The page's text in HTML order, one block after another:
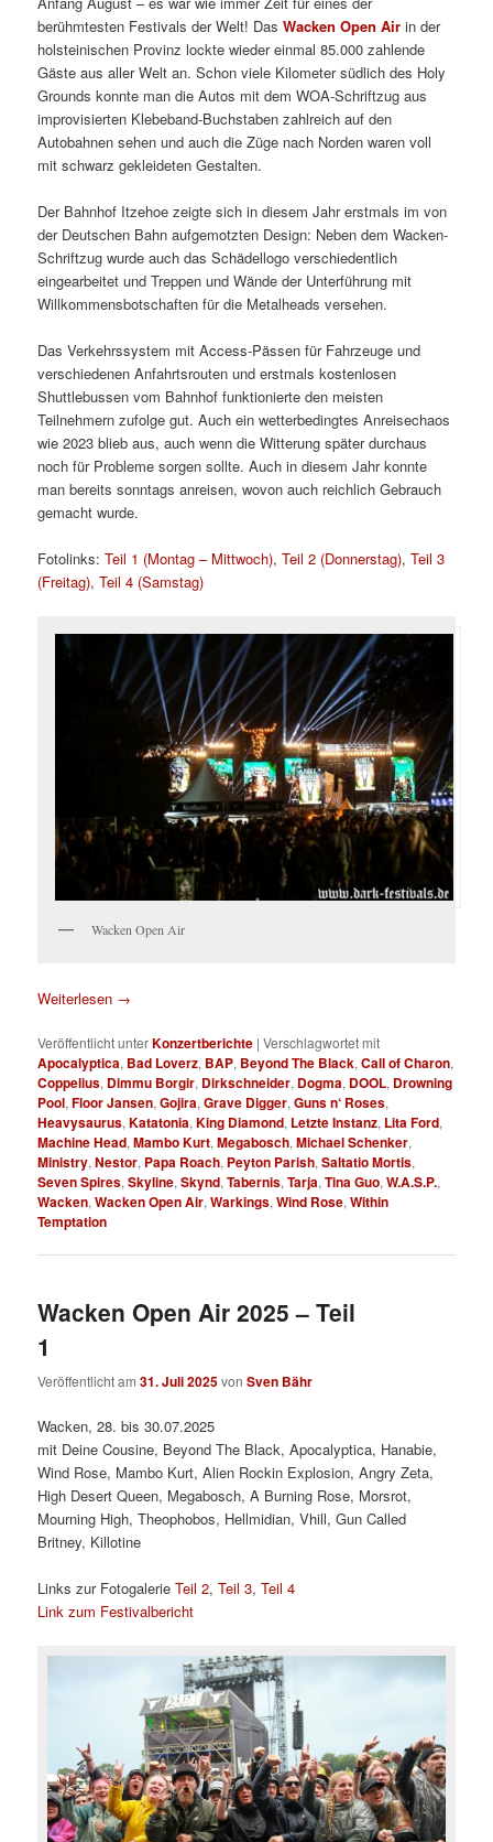
berühmtesten Festivals der Welt! DasWacken Open Air in der
holsteinischen Provinz lockte wieder einmal 85.000 zahlende
Gäste aus aller Welt an. Schon viele Kilometer südlich des Holy
Grounds konnte man die Autos mit dem WOA-Schriftzug aus
improvisierten Klebeband-Buchstaben zahlreich auf den
Autobahnen sehen und auch die Züge nach Norden waren voll
mit schwarz gekleideten Gestalten.
Der Bahnhof Itzehoe zeigte sich in diesem Jahr erstmals im von
der Deutschen Bahn aufgemotzten Design: Neben dem Wacken-
Schriftzug wurde auch das Schädellogo verschiedentlich
eingearbeitet und Treppen und Wände der Unterführung mit
Willkommensbotschaften für die Metalheads versehen.
Das Verkehrssystem mit Access-Pässen für Fahrzeuge und
verschiedenen Anfahrtsrouten und erstmals kostenlosen
Shuttlebussen vom Bahnhof funktionierte den meisten
Teilnehmern zufolge gut. Auch ein wetterbedingtes Anreisechaos
wie 2023 blieb aus, auch wenn die Witterung später durchaus
noch für Probleme sorgen sollte. Auch in diesem Jahr konnte
man bereits sonntags anreisen, wovon auch reichlich Gebrauch
gemacht wurde.
Fotolinks:Teil 1 (Montag – Mittwoch),Teil 2 (Donnerstag),Teil 3
(Freitag),Teil 4 (Samstag)
Wacken Open Air
Weiterlesen →
Veröffentlicht unterKonzertberichte |Verschlagwortet mit
Apocalyptica, Bad Loverz, BAP, Beyond The Black,Call of Charon,
Coppelius, Dimmu Borgir, Dirkschneider, Dogma, DOOL, Drowning
Pool,Floor Jansen,Gojira,Grave Digger,Guns n‘ Roses,
Heavysaurus,Katatonia,King Diamond, Letzte Instanz, Lita Ford,
Machine Head,Mambo Kurt,Megabosch,Michael Schenker,
Ministry,Nestor, Papa Roach, Peyton Parish,Saltatio Mortis,
Seven Spires,Skyline,Skynd,Tabernis,Tarja,Tina Guo,W.A.S.P.,
Wacken,Wacken Open Air,Warkings,Wind Rose,Within
Temptation
Wacken Open Air 2025 – Teil
1
Veröffentlicht am31. Juli 2025vonSven Bähr
Wacken, 28. bis 30.07.2025
mit Deine Cousine, Beyond The Black, Apocalyptica, Hanabie,
Wind Rose, Mambo Kurt, Alien Rockin Explosion, Angry Zeta,
High Desert Queen, Megabosch, A Burning Rose, Morsrot,
Mourning High, Theophobos, Hellmidian, Vhill, Gun Called
Britney, Killotine
Links zur FotogalerieTeil 2,Teil 3,Teil 4
Link zum Festivalbericht